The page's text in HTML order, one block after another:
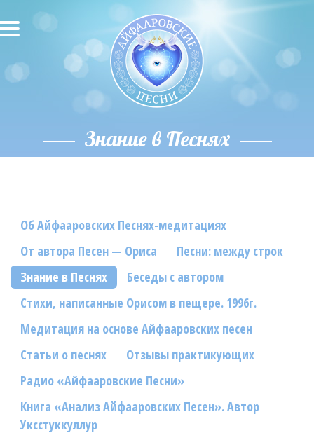
О песнях
Исполнители
Новости
Скачать
Контакты
Фотогалерея
In English
Видео
Ииссиидиология
Знание в Песнях
Об Айфааровских Песнях-медитациях
От автора Песен — Ориса
Песни: между строк
Знание в Песнях
Беседы с автором
Стихи, написанные Орисом в пещере. 1996г.
Медитация на основе Айфааровских песен
Статьи о песнях
Отзывы практикующих
Радио «Айфааровские Песни»
Книга «Анализ Айфааровских Песен». Автор
Уксстуккуллур